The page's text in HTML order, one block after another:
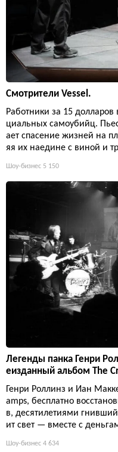
Смотрители Vessel.
Работники за 15
циальных самоубийц.
ает спасение жизней на
яя их наедине с виной и
Шоу-бизнес 5 150
Легенды панка Генри
еизданный альбом The
Генри Роллинз и Иан
amps, бесплатно
в, десятилетиями
ит свет — вместе с
Шоу-бизнес 4 634